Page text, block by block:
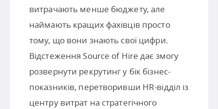
витрачають менше бюджету, але
наймають кращих фахівців просто
тому, що вони знають свої цифри.
Відстеження Source of Hire дає змогу
розвернути рекрутинг у бік бізнес-
показників, перетворивши HR-відділ із
центру витрат на стратегічного